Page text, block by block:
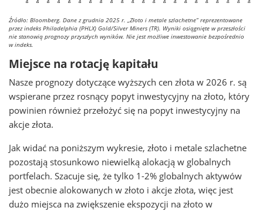
Źródło: Bloomberg. Dane z grudnia 2025 r. „Złoto i metale szlachetne” reprezentowane
przez indeks Philadelphia (PHLX) Gold/Silver Miners (TR). Wyniki osiągnięte w przeszłości
nie stanowią prognozy przyszłych wyników. Nie jest możliwe inwestowanie bezpośrednio
w indeks.
Miejsce na rotację kapitału
Nasze prognozy dotyczące wyższych cen złota w 2026 r. są
wspierane przez rosnący popyt inwestycyjny na złoto, który
powinien również przełożyć się na popyt inwestycyjny na
akcje złota.
Jak widać na poniższym wykresie, złoto i metale szlachetne
pozostają stosunkowo niewielką alokacją w globalnych
portfelach. Szacuje się, że tylko 1-2% globalnych aktywów
jest obecnie alokowanych w złoto i akcje złota, więc jest
dużo miejsca na zwiększenie ekspozycji na złoto w